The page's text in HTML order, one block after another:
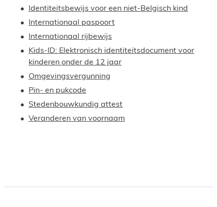
Identiteitsbewijs voor een niet-Belgisch kind
Internationaal paspoort
Internationaal rijbewijs
Kids-ID: Elektronisch identiteitsdocument voor
kinderen onder de 12 jaar
Omgevingsvergunning
Pin- en pukcode
Stedenbouwkundig attest
Veranderen van voornaam